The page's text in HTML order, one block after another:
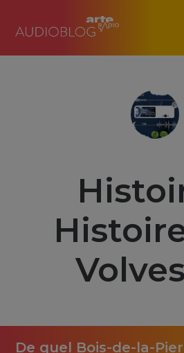
De quel Bois-de-la-